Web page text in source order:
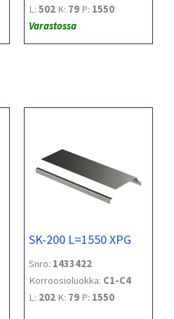
L: 502 K: 79 P: 1550
Varastossa
SK-200 L=1550 XPG
Snro: 1433422
Korroosioluokka: C1-C4
L: 202 K: 79 P: 1550